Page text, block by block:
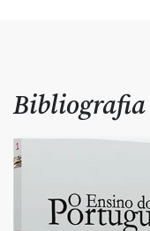
Bibliografia